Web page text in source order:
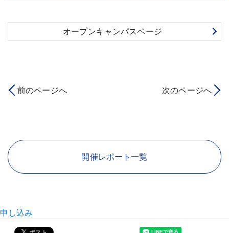
オープンキャンパスページ
前のページへ 次のページへ
開催レポート一覧
申し込み